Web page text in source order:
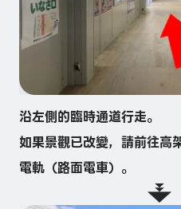
沿左側的臨時通道行走。
如果景觀已改變，請前往高
電軌（路面電車）。